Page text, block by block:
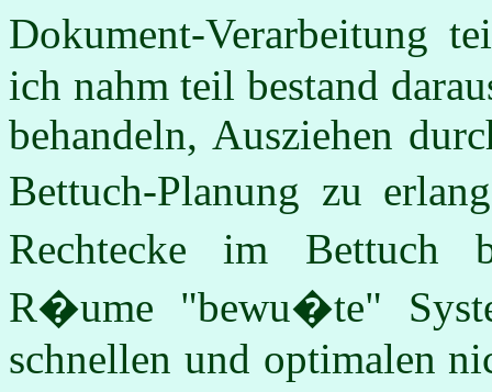
Dokument-Verarbeitung
ich nahm teil bestand
behandeln, Ausziehen
Bettuch-Planung zu
Rechtecke im Bettuch
R�ume "bewu�te"
schnellen und optimalen